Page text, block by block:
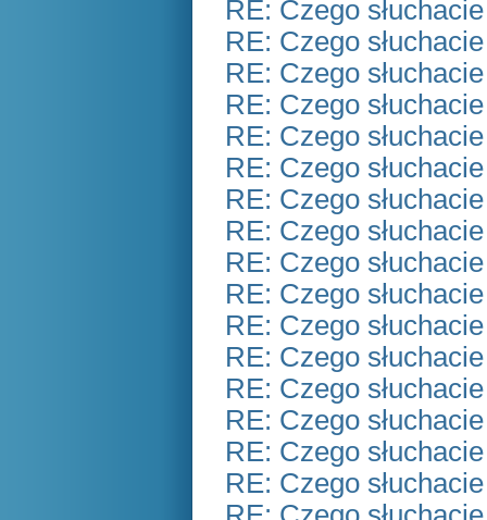
RE: Czego
RE: Czego
RE: Czego
RE: Czego
RE: Czego
RE: Czego
RE: Czego
RE: Czego
RE: Czego
RE: Czego
RE: Czego
RE: Czego
RE: Czego
RE: Czego
RE: Czego
RE: Czego